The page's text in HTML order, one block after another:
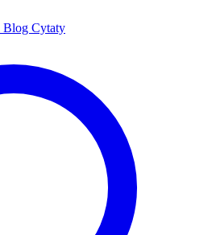
Blog Cytaty